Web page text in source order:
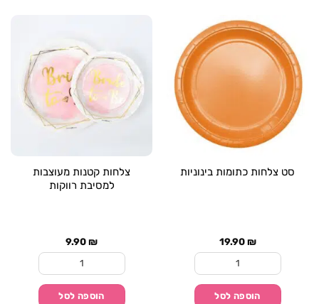
סט צלחות כתומות בינוניות
19.90₪
כמות של סט צלחות כתומות בינוניות
הוספה לסל
צלחות קטנות מעוצבות
למסיבת רווקות
9.90₪
כמות של צלחות
הוספה לסל